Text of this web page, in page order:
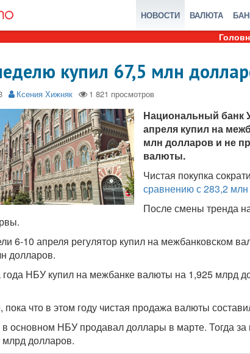
НОВОСТИ ВАЛЮТА
купил 67,5 млн
Ксения Хижняк
Национальный банк
апреля купил на
млн долларов и не
валюты.
Чистая покупка
сравнению с 283,2
После смены тренда
6-10 апреля регулятор купил на межбанковском
долларов.
года НБУ купил на межбанке валюты на 1,925 млрд
пока что в этом году чистая продажа валюты
основном НБУ продавал доллары в марте. Тогда
долларов.